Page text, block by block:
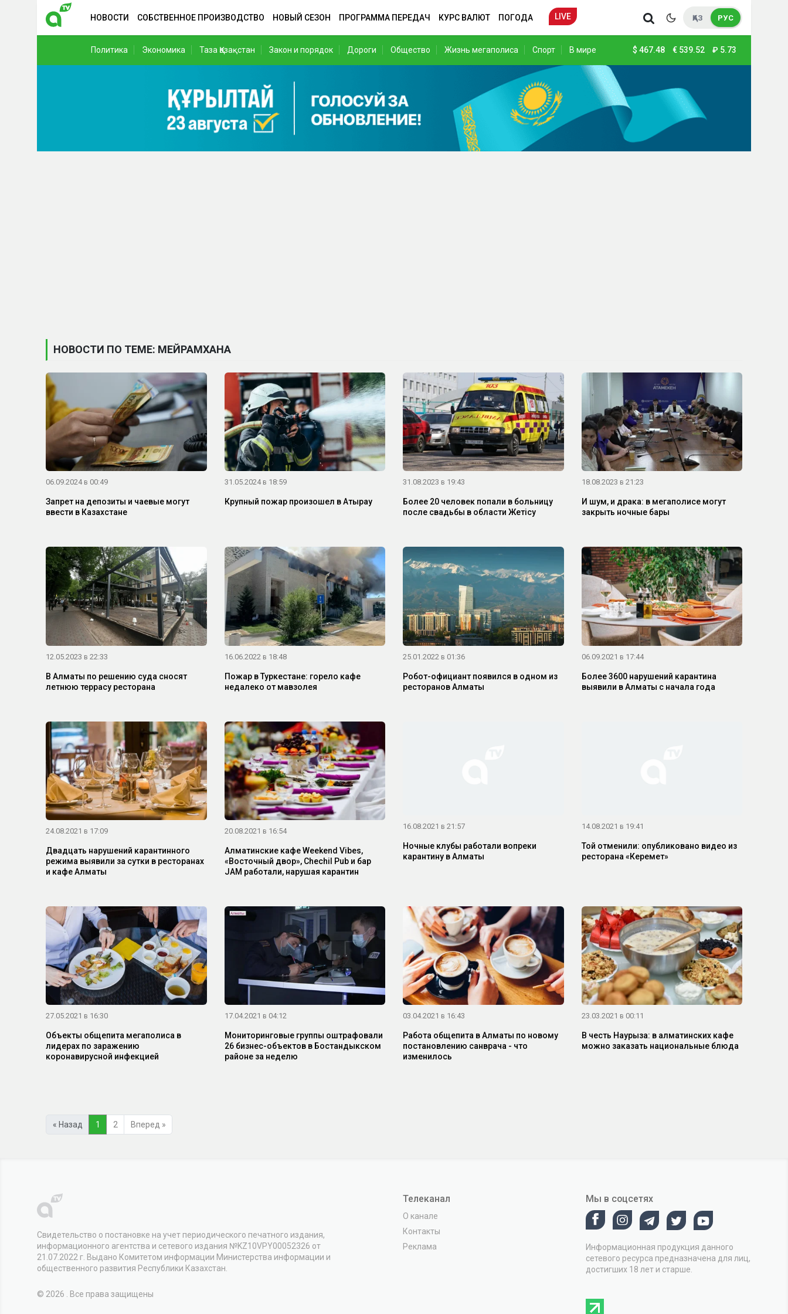
НОВОСТИ СОБСТВЕННОЕ ПРОИЗВОДСТВО НОВЫЙ СЕЗОН ПРОГРАММА ПЕРЕДАЧ КУРС ВАЛЮТ ПОГОДА LIVE ҚАЗ РУС
Политика Экономика Таза Қазақстан Закон и порядок Дороги Общество Жизнь мегаполиса Спорт В мире $ 467.48 € 539.52 ₽ 5.73
НОВОСТИ ПО ТЕМЕ: МЕЙРАМХАНА
06.09.2024 в 00:49
Запрет на депозиты и чаевые могут
ввести в Казахстане
31.05.2024 в 18:59
Крупный пожар произошел в Атырау
31.08.2023 в 19:43
Более 20 человек попали в больницу
после свадьбы в области Жетісу
18.08.2023 в 21:23
И шум, и драка: в мегаполисе могут
закрыть ночные бары
12.05.2023 в 22:33
В Алматы по решению суда сносят
летнюю террасу ресторана
16.06.2022 в 18:48
Пожар в Туркестане: горело кафе
недалеко от мавзолея
25.01.2022 в 01:36
Робот-официант появился в одном из
ресторанов Алматы
06.09.2021 в 17:44
Более 3600 нарушений карантина
выявили в Алматы с начала года
24.08.2021 в 17:09
Двадцать нарушений карантинного
режима выявили за сутки в ресторанах
и кафе Алматы
20.08.2021 в 16:54
Алматинские кафе Weekend Vibes,
«Восточный двор», Chechil Pub и бар
JAM работали, нарушая карантин
16.08.2021 в 21:57
Ночные клубы работали вопреки
карантину в Алматы
14.08.2021 в 19:41
Той отменили: опубликовано видео из
ресторана «Керемет»
27.05.2021 в 16:30
Объекты общепита мегаполиса в
лидерах по заражению
коронавирусной инфекцией
17.04.2021 в 04:12
Мониторинговые группы оштрафовали
26 бизнес-объектов в Бостандыкском
районе за неделю
03.04.2021 в 16:43
Работа общепита в Алматы по новому
постановлению санврача - что
изменилось
23.03.2021 в 00:11
В честь Наурыза: в алматинских кафе
можно заказать национальные блюда
« Назад 1 2 Вперед »
Свидетельство о постановке на учет периодического печатного издания,
информационного агентства и сетевого издания №KZ10VPY00052326 от
21.07.2022 г. Выдано Комитетом информации Министерства информации и
общественного развития Республики Казахстан.
© 2026 . Все права защищены
Телеканал
О канале
Контакты
Реклама
Мы в соцсетях
Информационная продукция данного
сетевого ресурса предназначена для лиц,
достигших 18 лет и старше.